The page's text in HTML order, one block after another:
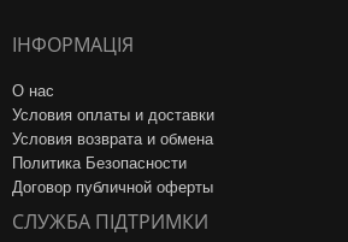
ІНФОРМАЦІЯ
О нас
Условия оплаты и доставки
Условия возврата и обмена
Политика Безопасности
Договор публичной оферты
СЛУЖБА ПІДТРИМКИ